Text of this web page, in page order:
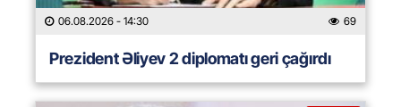
06.08.2026 - 14:30 69
Prezident Əliyev 2 diplomatı geri çağırdı